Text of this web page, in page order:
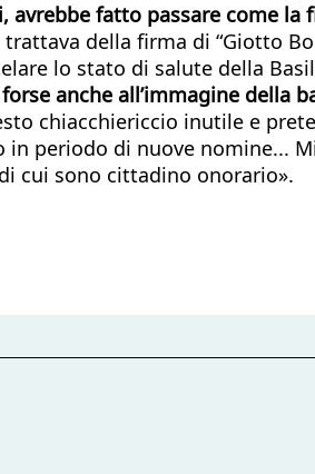
avrebbe fatto passare come
della firma di “Giotto
lo stato di salute della
anche all’immagine della
chiacchiericcio inutile e
in periodo di nuove
cui sono cittadino onorario».